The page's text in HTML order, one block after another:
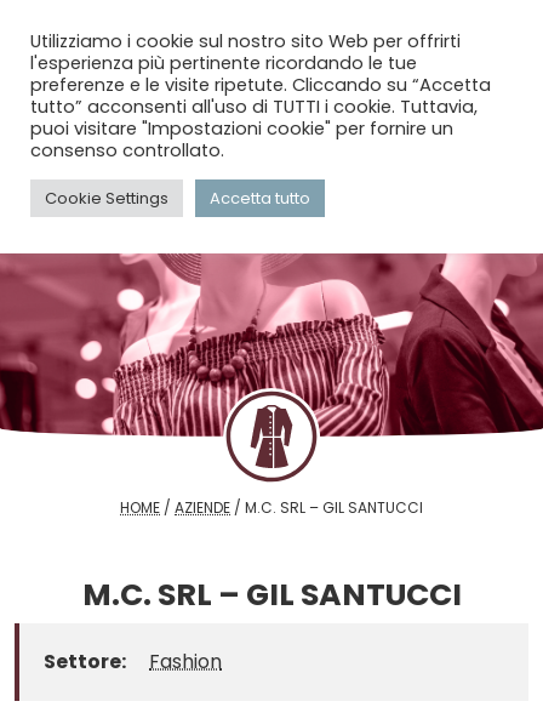
menu
HOME / AZIENDE / M.C. SRL – GIL SANTUCCI
M.C. SRL – GIL SANTUCCI
Settore: Fashion
Utilizziamo i cookie sul nostro sito Web per offrirti
l'esperienza più pertinente ricordando le tue
preferenze e le visite ripetute. Cliccando su “Accetta
tutto” acconsenti all'uso di TUTTI i cookie. Tuttavia,
puoi visitare "Impostazioni cookie" per fornire un
consenso controllato.
Cookie Settings Accetta tutto